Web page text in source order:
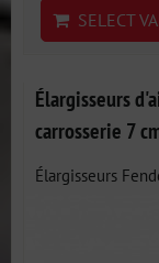
SELECT
Élargisseurs
carrosserie 7
Élargisseurs